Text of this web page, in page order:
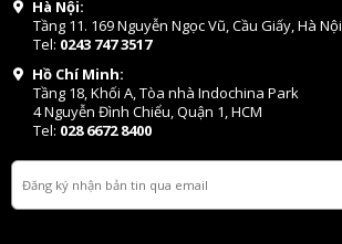
Hà Nội:
Tầng 11. 169 Nguyễn Ngọc Vũ, Cầu Giấy, Hà Nội
Tel: 0243 747 3517
Hồ Chí Minh:
Tầng 18, Khối A, Tòa nhà Indochina Park
4 Nguyễn Đình Chiểu, Quận 1, HCM
Tel: 028 6672 8400